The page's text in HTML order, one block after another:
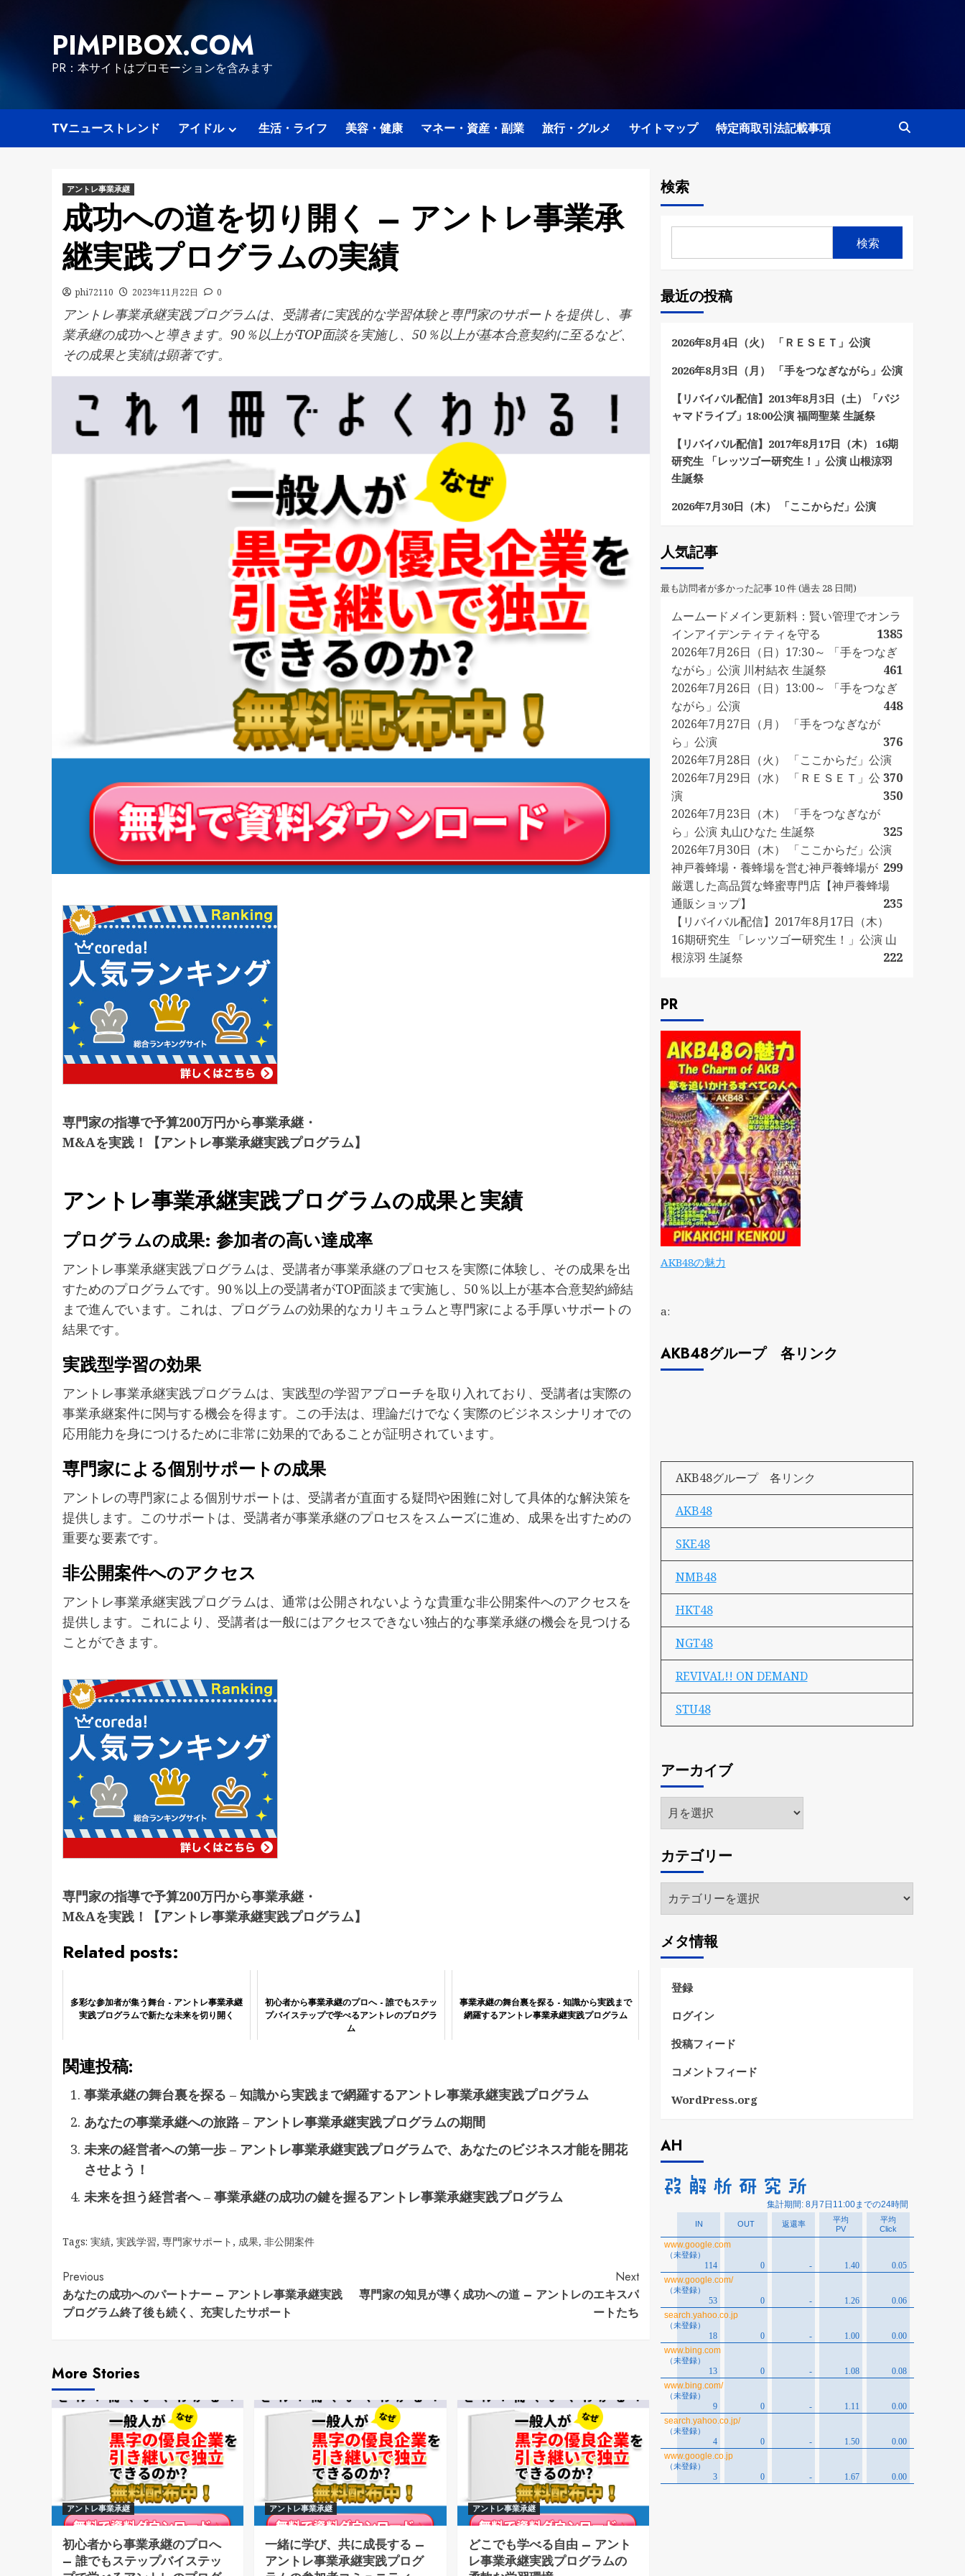
PIMPIBOX.COM
PR：本サイトはプロモーションを含みます
TVニューストレンド アイドル 生活・ライフ 美容・健康 マネー・資産・副業 旅行・グルメ サイトマップ 特定商取引法記載事項
アントレ事業承継
成功への道を切り開く – アントレ事業承
継実践プログラムの実績
phi72110 2023年11月22日 0
アントレ事業承継実践プログラムは、受講者に実践的な学習体験と専門家のサポートを提供し、事
業承継の成功へと導きます。90％以上がTOP面談を実施し、50％以上が基本合意契約に至るなど、
その成果と実績は顕著です。
専門家の指導で予算200万円から事業承継・
M&Aを実践！【アントレ事業承継実践プログラム】
アントレ事業承継実践プログラムの成果と実績
プログラムの成果: 参加者の高い達成率
アントレ事業承継実践プログラムは、受講者が事業承継のプロセスを実際に体験し、その成果を出
すためのプログラムです。90％以上の受講者がTOP面談まで実施し、50％以上が基本合意契約締結
まで進んでいます。これは、プログラムの効果的なカリキュラムと専門家による手厚いサポートの
結果です。
実践型学習の効果
アントレ事業承継実践プログラムは、実践型の学習アプローチを取り入れており、受講者は実際の
事業承継案件に関与する機会を得ます。この手法は、理論だけでなく実際のビジネスシナリオでの
応用能力を身につけるために非常に効果的であることが証明されています。
専門家による個別サポートの成果
アントレの専門家による個別サポートは、受講者が直面する疑問や困難に対して具体的な解決策を
提供します。このサポートは、受講者が事業承継のプロセスをスムーズに進め、成果を出すための
重要な要素です。
非公開案件へのアクセス
アントレ事業承継実践プログラムは、通常は公開されないような貴重な非公開案件へのアクセスを
提供します。これにより、受講者は一般にはアクセスできない独占的な事業承継の機会を見つける
ことができます。
専門家の指導で予算200万円から事業承継・
M&Aを実践！【アントレ事業承継実践プログラム】
Related posts:
多彩な参加者が集う舞台 - アントレ事業承継
実践プログラムで新たな未来を切り開く
初心者から事業承継のプロへ - 誰でもステッ
プバイステップで学べるアントレのプログラ
ム
事業承継の舞台裏を探る - 知識から実践まで
網羅するアントレ事業承継実践プログラム
関連投稿:
事業承継の舞台裏を探る – 知識から実践まで網羅するアントレ事業承継実践プログラム
あなたの事業承継への旅路 – アントレ事業承継実践プログラムの期間
未来の経営者への第一歩 – アントレ事業承継実践プログラムで、あなたのビジネス才能を開花
させよう！
未来を担う経営者へ – 事業承継の成功の鍵を握るアントレ事業承継実践プログラム
Tags: 実績, 実践学習, 専門家サポート , 成果, 非公開案件
Continue
Reading
Previous
あなたの成功へのパートナー – アントレ事業承継実践
プログラム終了後も続く、充実したサポート
Next
専門家の知見が導く成功への道 – アントレのエキスパ
ートたち
More Stories
アントレ事業承継
初心者から事業承継のプロへ
– 誰でもステップバイステッ
アントレ事業承継
一緒に学び、共に成長する –
アントレ事業承継実践プログ
アントレ事業承継
どこでも学べる自由 – アント
レ事業承継実践プログラムの
検索
検索
最近の投稿
2026年8月4日（火） 「ＲＥＳＥＴ」公演
2026年8月3日（月） 「手をつなぎながら」公演
【リバイバル配信】2013年8月3日（土）「パジ
ャマドライブ」18:00公演 福岡聖菜 生誕祭
【リバイバル配信】2017年8月17日（木） 16期
研究生 「レッツゴー研究生！」公演 山根涼羽
生誕祭
2026年7月30日（木） 「ここからだ」公演
人気記事
最も訪問者が多かった記事 10 件 (過去 28 日間)
ムームードメイン更新料：賢い管理でオンラ
インアイデンティティを守る
1385
2026年7月26日（日）17:30～ 「手をつなぎ
ながら」公演 川村結衣 生誕祭
461
2026年7月26日（日）13:00～ 「手をつなぎ
ながら」公演
448
2026年7月27日（月） 「手をつなぎなが
ら」公演
376
2026年7月28日（火） 「ここからだ」公演
370
2026年7月29日（水） 「ＲＥＳＥＴ」公
演
350
2026年7月23日（木） 「手をつなぎなが
ら」公演 丸山ひなた 生誕祭
325
2026年7月30日（木） 「ここからだ」公演
299
神戸養蜂場・養蜂場を営む神戸養蜂場が
厳選した高品質な蜂蜜専門店【神戸養蜂場
通販ショップ】
235
【リバイバル配信】2017年8月17日（木）
16期研究生 「レッツゴー研究生！」公演 山
根涼羽 生誕祭
222
PR
AKB48の魅力
a:
AKB48グループ 各リンク
AKB48グループ 各リンク
AKB48
SKE48
NMB48
HKT48
NGT48
REVIVAL!! ON DEMAND
STU48
アーカイブ
ア
ー
イ
ブ
カテゴリー
テ
リ
ー
メタ情報
登録
ログイン
投稿フィード
コメントフィード
WordPress.org
AH